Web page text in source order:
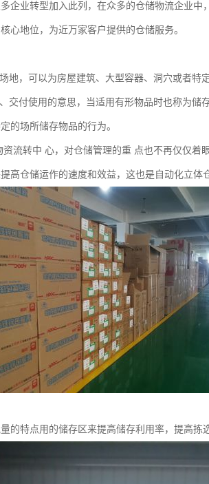
企业转型加入此列，在众多的仓储物流企业
心地位，为近万家客户提供的仓储服务。
地，可以为房屋建筑、大型容器、洞穴或者特
交付使用的意思，当适用有形物品时也称为储
的场所储存物品的行为。
流转中 心，对仓储管理的重 点也不再仅仅着
高仓储运作的速度和效益，这也是自动化立体
的特点用的储存区来提高储存利用率，提高拣